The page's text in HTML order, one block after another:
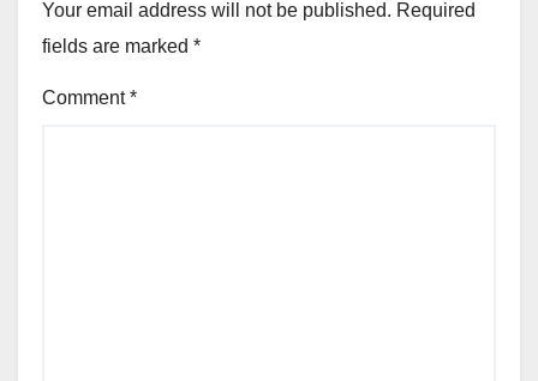
Your email address will not be published. Required
fields are marked *
Comment*